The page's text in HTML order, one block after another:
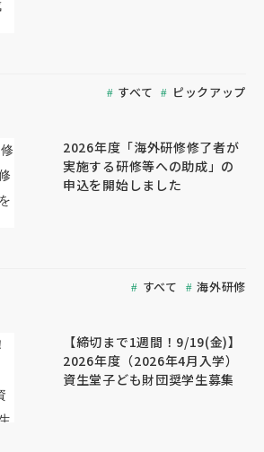
すべて ピックアップ
2026年度「海外研修修了者が
実施する研修等への助成」の
申込を開始しました
すべて 海外研修
【締切まで1週間！9/19(金)】
2026年度（2026年4月入学）
資生堂子ども財団奨学生募集